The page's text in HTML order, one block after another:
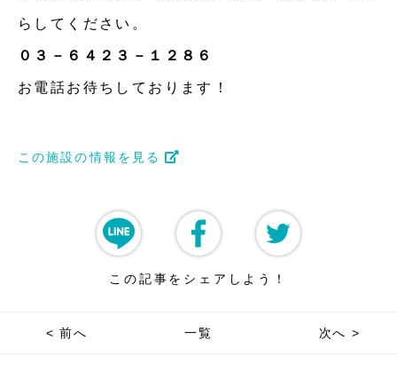
らしてください。
０３－６４２３－１２８６
お電話お待ちしております！
この施設の情報を見る
この記事をシェアしよう！
< 前へ 一覧 次へ >